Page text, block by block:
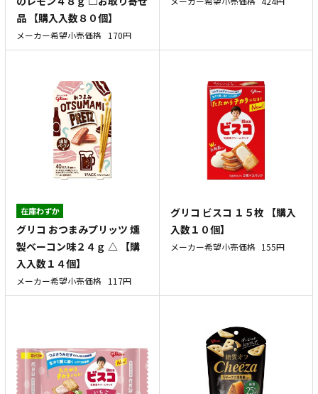
品 【購入入数８０個】
メーカー希望小売価格 170円
在庫わずか
グリコ おつまみプリッツ 燻
製ベーコン味２４ｇ △ 【購
入入数１４個】
メーカー希望小売価格 117円
グリコ ビスコ １５枚 【購入
入数１０個】
メーカー希望小売価格 155円